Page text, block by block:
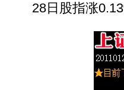
28日股指涨